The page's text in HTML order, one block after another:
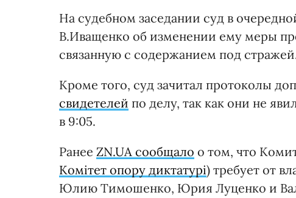
На судебном заседании суд в
В.Иващенко об изменении ему меры
связанную с содержанием под
Кроме того, суд зачитал протоколы
свидетелей по делу, так как они не
в 9:05.
Ранее ZN.UA сообщало о том, что
Комітет опору диктатурі) требует от
Юлию Тимошенко, Юрия Луценко и